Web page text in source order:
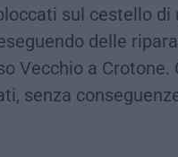
sul cestello di
delle
Vecchio a Crotone.
senza